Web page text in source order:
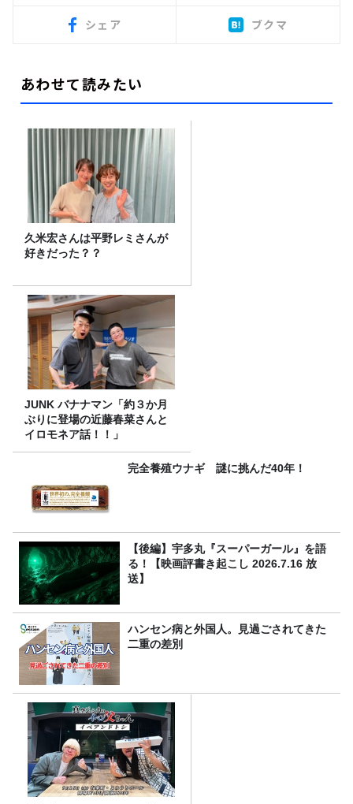
シェア ブクマ
あわせて読みたい
久米宏さんは平野レミさんが
好きだった？？
JUNK バナナマン「約３か月
ぶりに登場の近藤春菜さんと
イロモネア話！！」
完全養殖ウナギ 謎に挑んだ40年！
【後編】宇多丸『スーパーガール』を語
る！【映画評書き起こし 2026.7.16 放
送】
ハンセン病と外国人。見過ごされてきた
二重の差別